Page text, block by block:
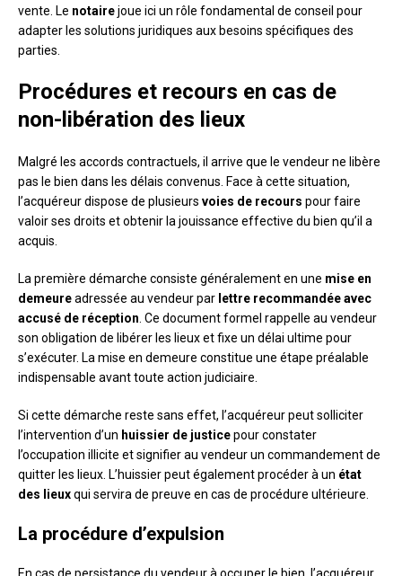
vente. Le notairejoue ici un rôle fondamental de conseil pour
adapter les solutions juridiques aux besoins spécifiques des
parties.
Procédures et recours en cas de
non-libération des lieux
Malgré les accords contractuels, il arrive que le vendeur ne libère
pas le bien dans les délais convenus. Face à cette situation,
l’acquéreur dispose de plusieurs voies de recours pour faire
valoir ses droits et obtenir la jouissance effective du bien qu’il a
acquis.
La première démarche consiste généralement en une mise en
demeureadressée au vendeur par lettre recommandée avec
accusé de réception . Ce document formel rappelle au vendeur
son obligation de libérer les lieux et fixe un délai ultime pour
s’exécuter. La mise en demeure constitue une étape préalable
indispensable avant toute action judiciaire.
Si cette démarche reste sans effet, l’acquéreur peut solliciter
l’intervention d’un huissier de justicepour constater
l’occupation illicite et signifier au vendeur un commandement de
quitter les lieux. L’huissier peut également procéder à un état
des lieuxqui servira de preuve en cas de procédure ultérieure.
La procédure d’expulsion